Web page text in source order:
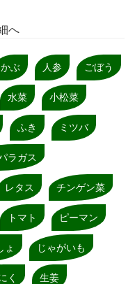
へ
かぶ 人参 ごぼう
水菜 小松菜
ふき ミツバ
ラガス
レタス チンゲン菜
トマト ピーマン
ょ じゃがいも
く 生姜